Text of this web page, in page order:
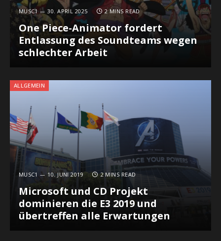
MUSC1 30. APRIL 2025 2 MINS READ
One Piece-Animator fordert
Entlassung des Soundteams wegen
schlechter Arbeit
ALLGEMEIN
MUSC1 10. JUNI 2019 2 MINS READ
Microsoft und CD Projekt
dominieren die E3 2019 und
übertreffen alle Erwartungen